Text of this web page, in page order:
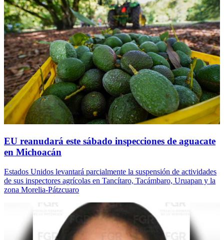
EU reanudará este sábado inspecciones de aguacate
en Michoacán
Estados Unidos levantará parcialmente la suspensión de actividades
de sus inspectores agrícolas en Tancítaro, Tacámbaro, Uruapan y la
zona Morelia-Pátzcuaro